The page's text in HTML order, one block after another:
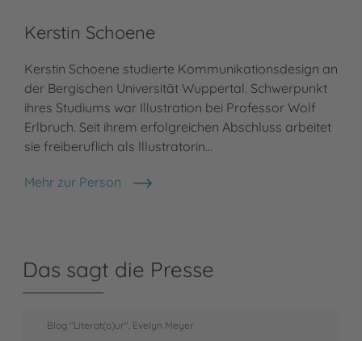
Kerstin Schoene
Kerstin Schoene studierte Kommunikationsdesign an
der Bergischen Universität Wuppertal. Schwerpunkt
ihres Studiums war Illustration bei Professor Wolf
Erlbruch. Seit ihrem erfolgreichen Abschluss arbeitet
sie freiberuflich als Illustratorin…
Mehr zur Person
Kerstin Schoene
Das sagt die Presse
Blog "Literat(o)ur", Evelyn Meyer